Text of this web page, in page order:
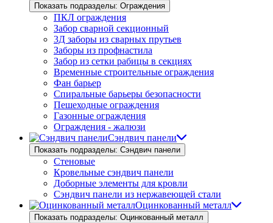
Показать подразделы: Ограждения
ПКЛ ограждения
Забор сварной секционный
3Д заборы из сварных прутьев
Заборы из профнастила
Забор из сетки рабицы в секциях
Временные строительные ограждения
Фан барьер
Спиральные барьеры безопасности
Пешеходные ограждения
Газонные ограждения
Ограждения - жалюзи
Сэндвич панели
Показать подразделы: Сэндвич панели
Стеновые
Кровельные сэндвич панели
Доборные элементы для кровли
Сэндвич панели из нержавеющей стали
Оцинкованный металл
Показать подразделы: Оцинкованный металл